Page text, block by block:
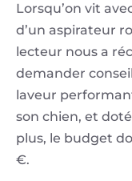
Lorsqu’on vit
d’un aspirateur
lecteur nous a
demander
laveur
son chien, et
plus, le budget
€.